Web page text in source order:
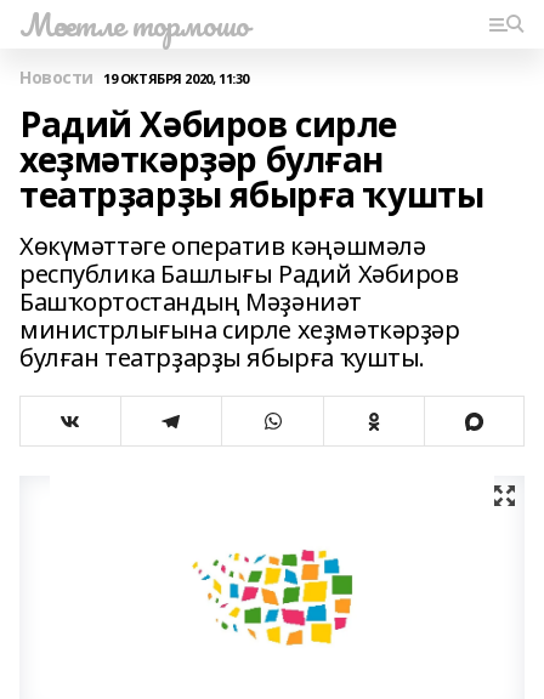
Мәсетле тормошо
Новости 19 ОКТЯБРЯ 2020, 11:30
Радий Хәбиров сирле
хеҙмәткәрҙәр булған
театрҙарҙы ябырға ҡушты
Хөкүмәттәге оператив кәңәшмәлә
республика Башлығы Радий Хәбиров
Башҡортостандың Мәҙәниәт
министрлығына сирле хеҙмәткәрҙәр
булған театрҙарҙы ябырға ҡушты.